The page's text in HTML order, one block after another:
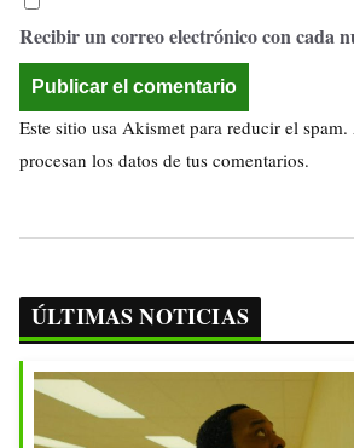
Recibir un correo electrónico con cada
Este sitio usa Akismet para reducir el spam.
procesan los datos de tus comentarios.
ÚLTIMAS NOTICIAS